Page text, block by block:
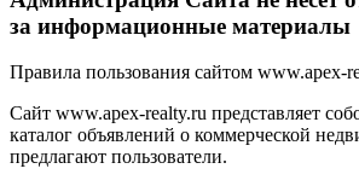
за информационные материалы
Правила пользования сайтом www.apex-
Сайт www.apex-realty.ru представляет
каталог объявлений о коммерческой
предлагают пользователи.